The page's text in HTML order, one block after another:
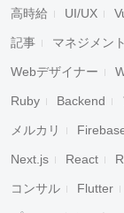
高時給 UI/UX
記事 マネジメント
Webデザイナー
Ruby Backend
メルカリ
Next.js React
コンサル Flutter